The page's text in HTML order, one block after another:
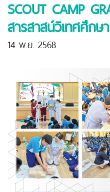
SCOUT CAMP
สารสาสน์วิเทศศึกษา
14 พ.ย. 2568